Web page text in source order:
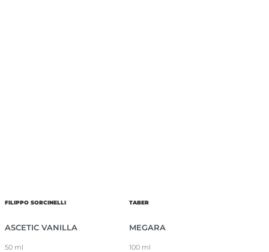
FILIPPO SORCINELLI
ASCETIC VANILLA
50 ml
TABER
MEGARA
100 ml